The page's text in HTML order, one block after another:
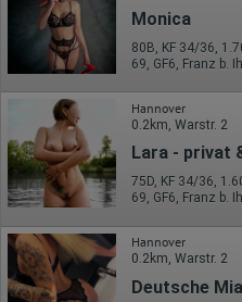
Monica
Hannover
0.2km, Warstr. 2
Lara - privat
75D, KF 34/36,
Hannover
0.2km, Warstr. 2